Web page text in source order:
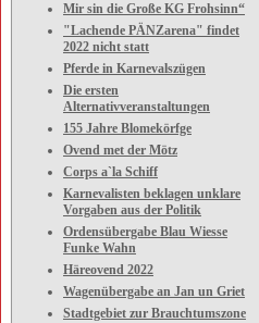
Mir sin die Große KG Frohsinn“
"Lachende PÄNZarena" findet
2022 nicht statt
Pferde in Karnevalszügen
Die ersten
Alternativveranstaltungen
155 Jahre Blomekörfge
Ovend met der Mötz
Corps a`la Schiff
Karnevalisten beklagen unklare
Vorgaben aus der Politik
Ordensübergabe Blau Wiesse
Funke Wahn
Häreovend 2022
Wagenübergabe an Jan un Griet
Stadtgebiet zur Brauchtumszone